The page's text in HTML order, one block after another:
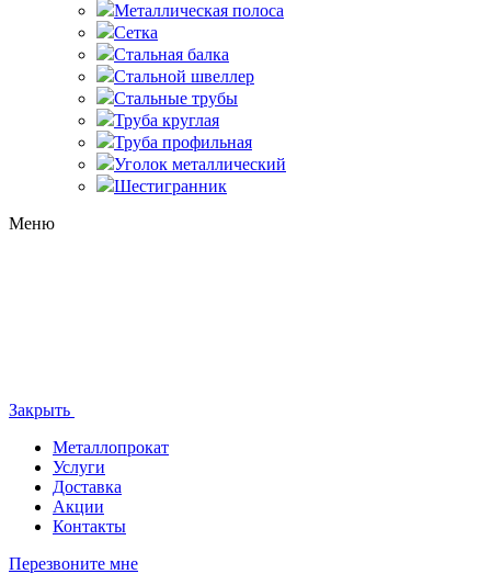
Металлическая полоса
Сетка
Стальная балка
Стальной швеллер
Стальные трубы
Труба круглая
Труба профильная
Уголок металлический
Шестигранник
Меню
Закрыть
Металлопрокат
Услуги
Доставка
Акции
Контакты
Перезвоните мне